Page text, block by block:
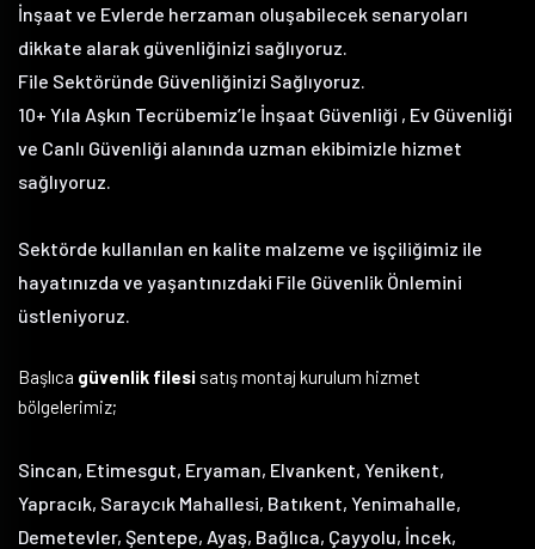
İnşaat ve Evlerde herzaman oluşabilecek senaryoları
dikkate alarak güvenliğinizi sağlıyoruz.
File Sektöründe Güvenliğinizi Sağlıyoruz.
10+ Yıla Aşkın Tecrübemiz’le İnşaat Güvenliği , Ev Güvenliği
ve Canlı Güvenliği alanında uzman ekibimizle hizmet
sağlıyoruz.
Sektörde kullanılan en kalite malzeme ve işçiliğimiz ile
hayatınızda ve yaşantınızdaki File Güvenlik Önlemini
üstleniyoruz.
Başlıca güvenlik filesi satış montaj kurulum hizmet
bölgelerimiz;
Sincan, Etimesgut, Eryaman, Elvankent, Yenikent,
Yapracık, Saraycık Mahallesi, Batıkent, Yenimahalle,
Demetevler, Şentepe, Ayaş, Bağlıca, Çayyolu, İncek,